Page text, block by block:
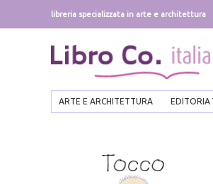
libreria specializzata in arte e architettura
ARTE E ARCHITETTURA EDITORIA